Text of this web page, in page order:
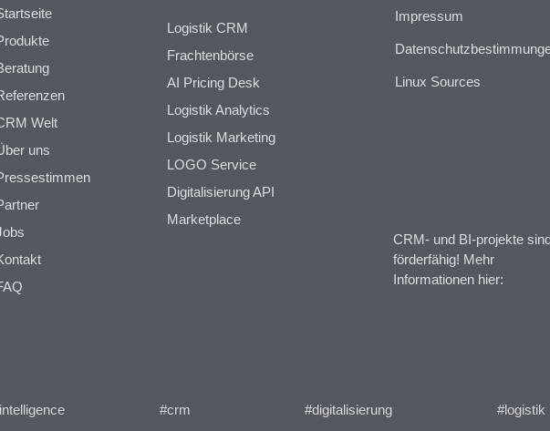
Welt
uns
Logistik CRM
Frachtenbörse
AI Pricing Desk
Logistik Analytics
Logistik Marketing
LOGO Service
Digitalisierung API
Marketplace
Impressum
Linux Sources
CRM- und BI-projekte
förderfähig! Mehr
Informationen hier:
#crm #digitalisierung #logistik